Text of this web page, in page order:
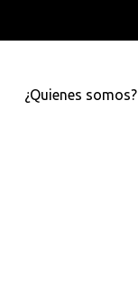
¿Quienes somos?